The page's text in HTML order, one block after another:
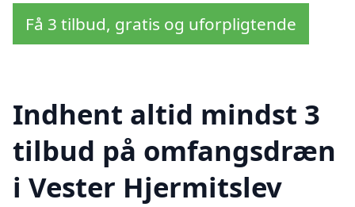
Få 3 tilbud, gratis og uforpligtende
Indhent altid mindst 3
tilbud på omfangsdræn
i Vester Hjermitslev